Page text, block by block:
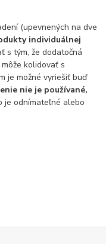
(upevnených na dve
individuálnej
s tým, že dodatočná
kolidovať s
je možné vyriešiť buď
nie je používané,
je odnímateľné alebo